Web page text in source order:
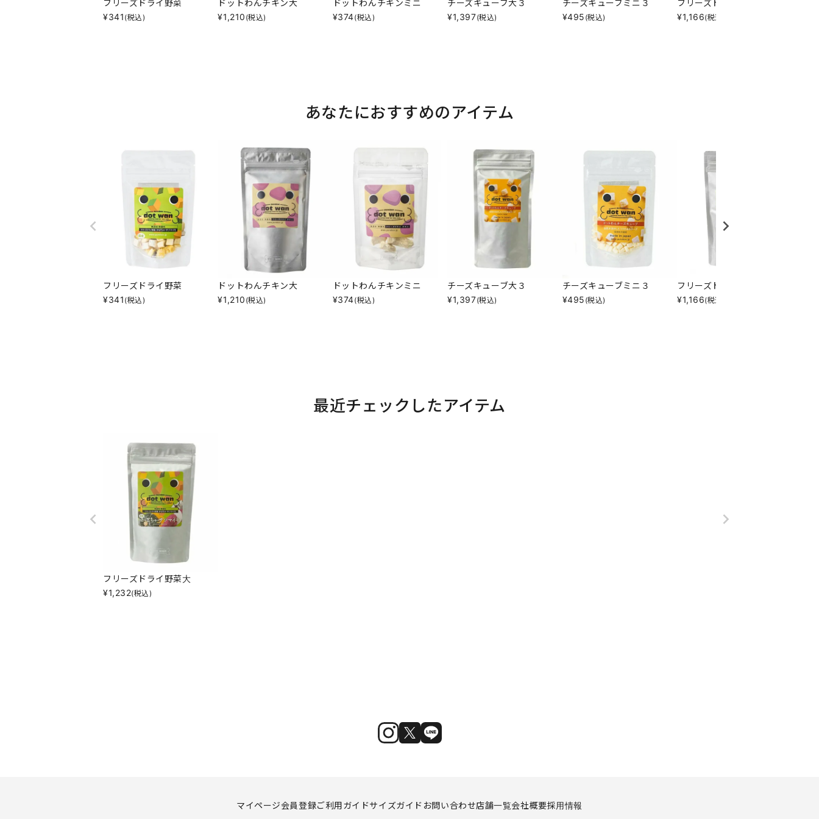
フリーズドライ野菜
¥341 (税込)
ドットわんチキン大
¥1,210 (税込)
ドットわんチキンミニ
¥374(税込)
チーズキューブ大３
¥1,397(税込)
チーズキューブミニ３
¥495 (税込)
フリーズドライリンゴ２０
¥1,166(税込)
あなたにおすすめのアイテム
フリーズドライ野菜
¥341 (税込)
ドットわんチキン大
¥1,210 (税込)
ドットわんチキンミニ
¥374(税込)
チーズキューブ大３
¥1,397(税込)
チーズキューブミニ３
¥495 (税込)
フリーズドライリンゴ２０
¥1,166(税込)
最近チェックしたアイテム
フリーズドライ野菜大
¥1,232(税込)
マイページ会員登録ご利用ガイドサイズガイド お問い合わせ店舗一覧会社概要採用情報